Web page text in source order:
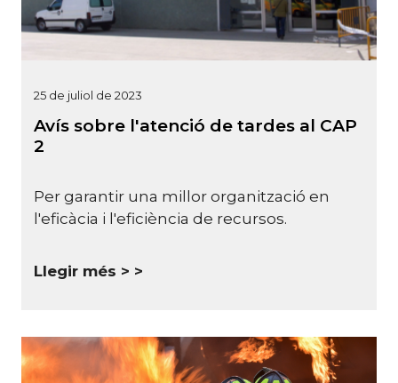
25 de juliol de 2023
Avís sobre l'atenció de tardes al CAP
2
Per garantir una millor organització en
l'eficàcia i l'eficiència de recursos.
Llegir més >